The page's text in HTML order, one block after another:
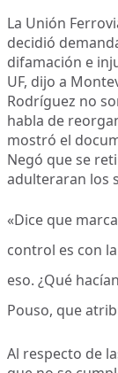
La Unión
decidió
difamación e
UF, dijo a
Rodríguez no
habla de
mostró el
Negó que se
adulteraran los
«Dice que
control es con
eso. ¿Qué
Pouso, que
Al respecto de